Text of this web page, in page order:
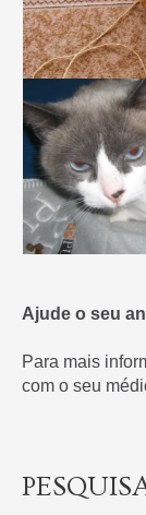
Ajude o seu
Para mais
com o seu